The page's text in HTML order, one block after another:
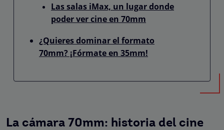
Las salas iMax, un lugar donde
poder ver cine en 70mm
¿Quieres dominar el formato
70mm? ¡Fórmate en 35mm!
La cámara 70mm: historia del cine